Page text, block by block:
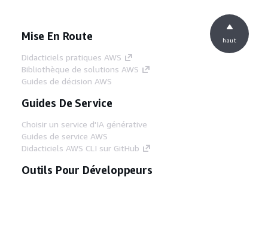
Mise En Route
Didacticiels pratiques AWS
Bibliothèque de solutions AWS
Guides de décision AWS
Guides De Service
Choisir un service d'IA générative
Guides de service AWS
Didacticiels AWS CLI sur GitHub
Outils Pour Développeurs
haut